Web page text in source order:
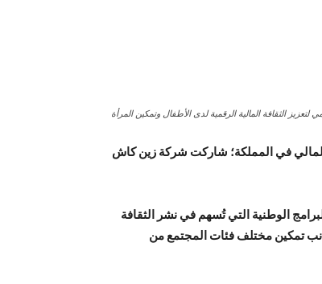
الثقافة المالية الرقمية لدى الأطفال وتمكين المرأة
المالي في المملكة؛ شاركت شركة زين كاش
الوطنية التي تُسهم في نشر الثقافة
جانب تمكين مختلف فئات المجتمع من